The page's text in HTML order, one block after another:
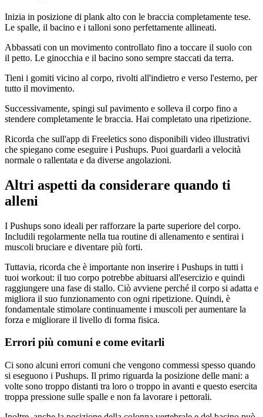
Inizia in posizione di plank alto con le braccia completamente tese.
Le spalle, il bacino e i talloni sono perfettamente allineati.
Abbassati con un movimento controllato fino a toccare il suolo con
il petto. Le ginocchia e il bacino sono sempre staccati da terra.
Tieni i gomiti vicino al corpo, rivolti all'indietro e verso l'esterno, per
tutto il movimento.
Successivamente, spingi sul pavimento e solleva il corpo fino a
stendere completamente le braccia. Hai completato una ripetizione.
Ricorda che sull'app di Freeletics sono disponibili video illustrativi
che spiegano come eseguire i Pushups. Puoi guardarli a velocità
normale o rallentata e da diverse angolazioni.
Altri aspetti da considerare quando ti
alleni
I Pushups sono ideali per rafforzare la parte superiore del corpo.
Includili regolarmente nella tua routine di allenamento e sentirai i
muscoli bruciare e diventare più forti.
Tuttavia, ricorda che è importante non inserire i Pushups in tutti i
tuoi workout: il tuo corpo potrebbe abituarsi all'esercizio e quindi
raggiungere una fase di stallo. Ciò avviene perché il corpo si adatta e
migliora il suo funzionamento con ogni ripetizione. Quindi, è
fondamentale stimolare continuamente i muscoli per aumentare la
forza e migliorare il livello di forma fisica.
Errori più comuni e come evitarli
Ci sono alcuni errori comuni che vengono commessi spesso quando
si eseguono i Pushups. Il primo riguarda la posizione delle mani: a
volte sono troppo distanti tra loro o troppo in avanti e questo esercita
troppa pressione sulle spalle e non fa lavorare i pettorali.